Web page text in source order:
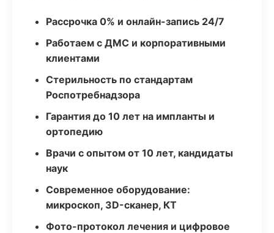
Рассрочка 0% и онлайн-запись 24/7
Работаем с ДМС и корпоративными
клиентами
Стерильность по стандартам
Роспотребнадзора
Гарантия до 10 лет на импланты и
ортопедию
Врачи с опытом от 10 лет, кандидаты
наук
Современное оборудование:
микроскоп, 3D-сканер, КТ
Фото-протокол лечения и цифровое